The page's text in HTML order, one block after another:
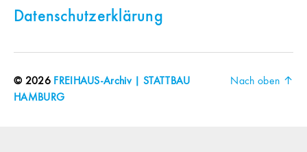
Datenschutzerklärung
© 2026 FREIHAUS-Archiv | STATTBAU
HAMBURG
Nach oben ↑